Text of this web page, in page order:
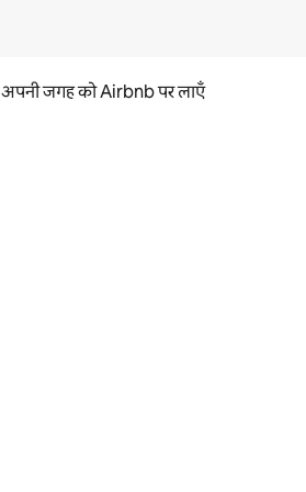
अपनी जगह को Airbnb पर लाएँ